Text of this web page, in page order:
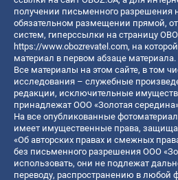
получении письменного разрешения
обязательном размещении прямой,
систем, гиперссылки на страницу
https://www.obozrevatel.com, на
материал в первом абзаце материала.
Все материалы на этом сайте, в том
исследования – служебные
редакции, исключительные
принадлежат ООО «Золотая
На все опубликованные
имеет имущественные права,
«Об авторских правах и смежных
без письменного разрешения ООО
использовать, они не подлежат
переводу, распространению в любой